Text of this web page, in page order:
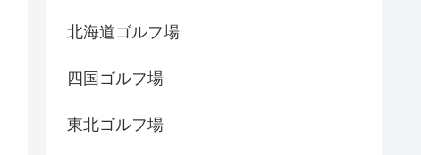
北海道ゴルフ場
四国ゴルフ場
東北ゴルフ場